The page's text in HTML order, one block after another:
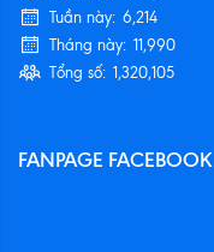
Tuần này: 6,214
Tháng này: 11,990
Tổng số: 1,320,105
FANPAGE FACEBOOK